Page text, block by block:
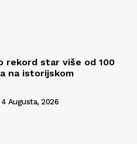
rekord star više od 100
na istorijskom
4 Augusta, 2026